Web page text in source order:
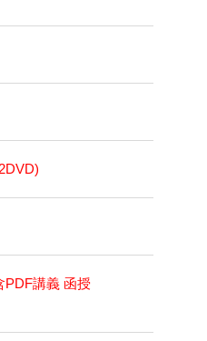
PDF講義 函授